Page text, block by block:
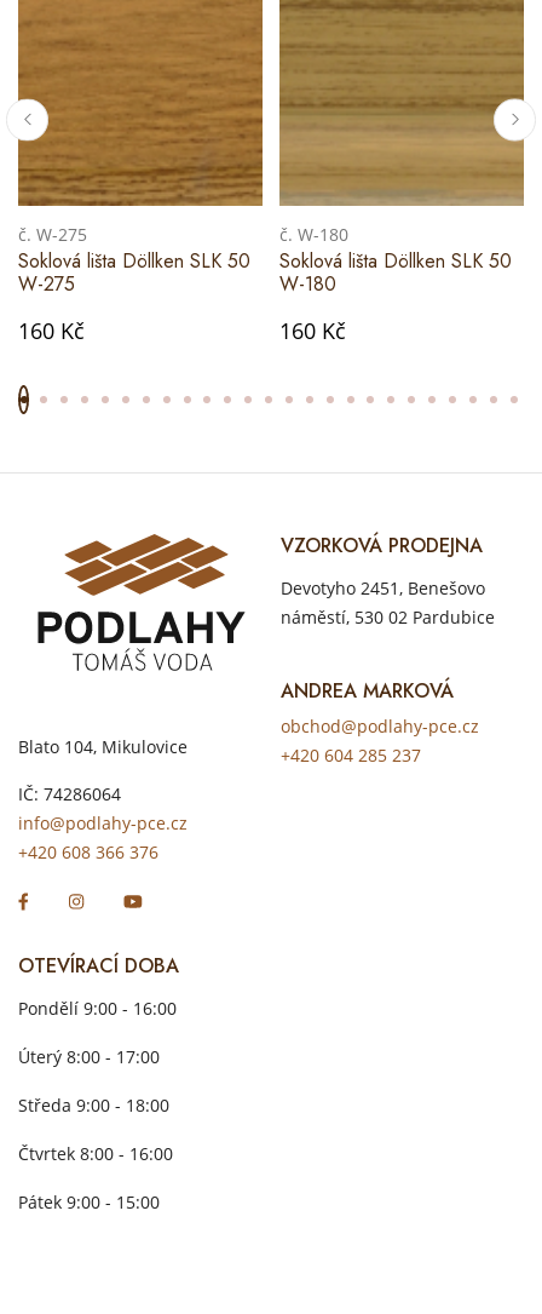
č. W-275
Soklová lišta Döllken SLK 50
W-275
160 Kč
č. W-180
Soklová lišta Döllken SLK 50
W-180
160 Kč
Blato 104, Mikulovice
IČ: 74286064
info@podlahy-pce.cz
+420 608 366 376
VZORKOVÁ PRODEJNA
Devotyho 2451, Benešovo
náměstí, 530 02 Pardubice
ANDREA MARKOVÁ
obchod@podlahy-pce.cz
+420 604 285 237
OTEVÍRACÍ DOBA
Pondělí 9:00 - 16:00
Úterý 8:00 - 17:00
Středa 9:00 - 18:00
Čtvrtek 8:00 - 16:00
Pátek 9:00 - 15:00